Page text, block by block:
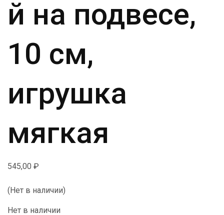
й на подвесе,
10 см,
игрушка
мягкая
545,00 ₽
(Нет в наличии)
Нет в наличии